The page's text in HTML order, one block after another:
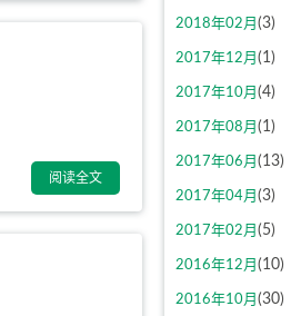
阅读全文
2018年02月 (3)
2017年12月 (1)
2017年10月 (4)
2017年08月 (1)
2017年06月 (13)
2017年04月 (3)
2017年02月 (5)
2016年12月 (10)
2016年10月 (30)